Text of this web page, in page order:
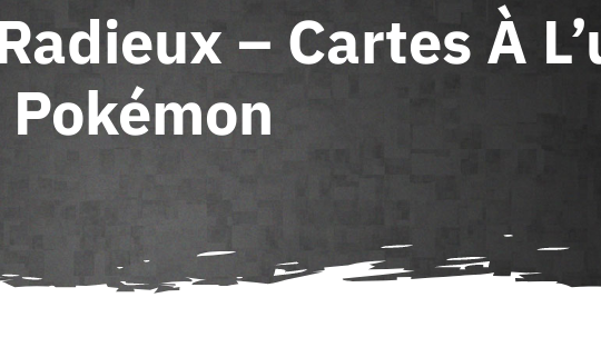
– Cartes À
Pokémon